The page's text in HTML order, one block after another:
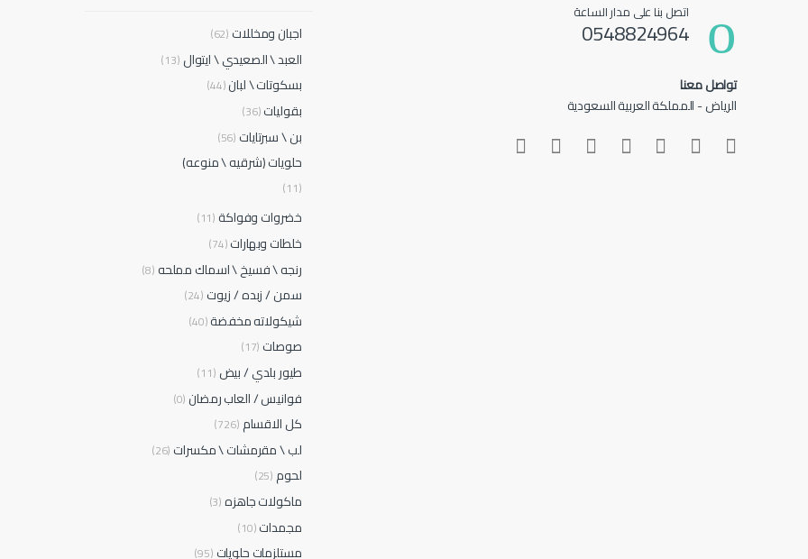
اتصل بنا على مدار الساعة
0548824964
تواصل معنا
الرياض - المملكة العربية السعودية
اجبان ومخللات (62)
العبد \ الصعيدي \ ايتوال(13)
بسكوتات \ لبان(44)
بقوليات(36)
بن \ سبرتايات (56)
حلويات (شرقيه \ منوعه)
(11)
خضروات وفواكة(11)
خلطات وبهارات(74)
رنجه \ فسيخ \ اسماك مملحه(8)
سمن / زبده / زيوت (24)
شيكولاته مخفضة(40)
صوصات (17)
طيور بلدي / بيض (11)
فوانيس / العاب رمضان(0)
كل الاقسام (726)
لب \ مقرمشات \ مكسرات (26)
لحوم (25)
ماكولات جاهزه(3)
مجمدات(10)
مستلزمات حلويات (95)